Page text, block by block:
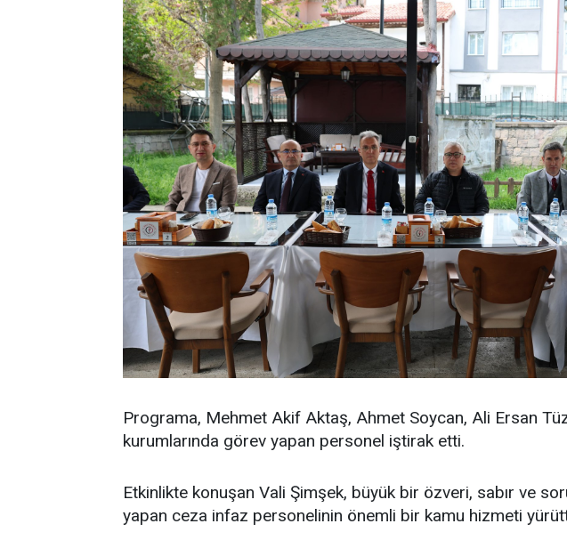
Programa, Mehmet Akif Aktaş, Ahmet Soycan, Ali Ersan
kurumlarında görev yapan personel iştirak etti.
Etkinlikte konuşan Vali Şimşek, büyük bir özveri, sabır ve
yapan ceza infaz personelinin önemli bir kamu hizmeti